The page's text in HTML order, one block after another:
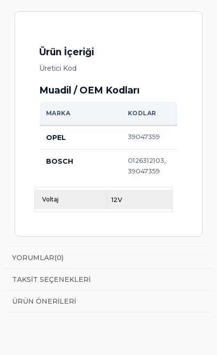
Ürün İçeriği
Üretici Kod
Muadil / OEM Kodları
MARKA KODLAR
OPEL 39047359
BOSCH
0126312103,
39047359
Voltaj 12V
YORUMLAR(0)
TAKSIT SEÇENEKLERI
ÜRÜN ÖNERILERI